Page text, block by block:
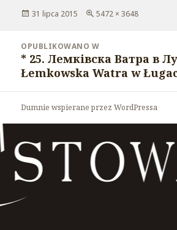
Opublikowano
31 lipca 2015
Pełny
5472 × 3648
wpisu
OPUBLIKOWANO W
* 25. Лемківска Ватра в
Łemkowska Watra w
Dumnie wspierane przez WordPressa